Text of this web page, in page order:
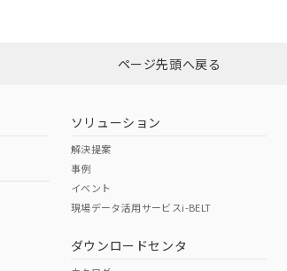
ダウンロードはこちらページ先頭へ戻る
ソリューション
解決提案
事例
イベント
現場データ活用サービスi-BELT
ダウンロードセンタ